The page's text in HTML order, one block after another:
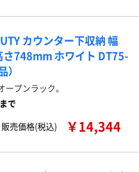
カウンター下収納 幅
748mm ホワイト DT75-
）
プンラック。
で
販売価格(税込)
￥14,344